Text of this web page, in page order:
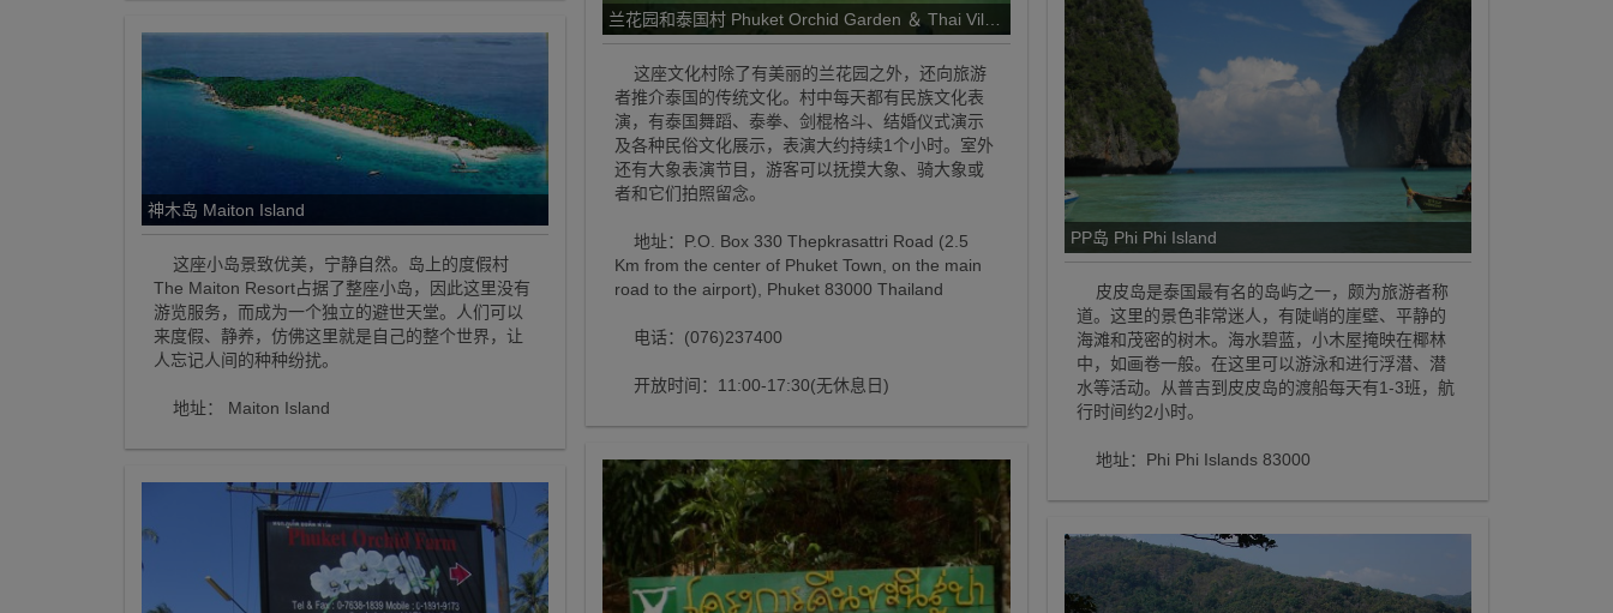
神木岛 Maiton Island
这座小岛景致优美，宁静自然。岛上的度假村
The Maiton Resort占据了整座小岛，因此这里没有
游览服务，而成为一个独立的避世天堂。人们可以
来度假、静养，仿佛这里就是自己的整个世界，让
人忘记人间的种种纷扰。
地址： Maiton Island
兰花园和泰国村 Phuket Orchid Garden ＆ Thai Village
这座文化村除了有美丽的兰花园之外，还向旅游
者推介泰国的传统文化。村中每天都有民族文化表
演，有泰国舞蹈、泰拳、剑棍格斗、结婚仪式演示
及各种民俗文化展示，表演大约持续1个小时。室外
还有大象表演节目，游客可以抚摸大象、骑大象或
者和它们拍照留念。
地址：P.O. Box 330 Thepkrasattri Road (2.5
Km from the center of Phuket Town, on the main
road to the airport), Phuket 83000 Thailand
电话：(076)237400
开放时间：11:00-17:30(无休息日)
PP岛 Phi Phi Island
皮皮岛是泰国最有名的岛屿之一，颇为旅游者称
道。这里的景色非常迷人，有陡峭的崖壁、平静的
海滩和茂密的树木。海水碧蓝，小木屋掩映在椰林
中，如画卷一般。在这里可以游泳和进行浮潜、潜
水等活动。从普吉到皮皮岛的渡船每天有1-3班，航
行时间约2小时。
地址：Phi Phi Islands 83000